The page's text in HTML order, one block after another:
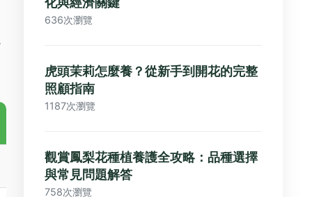
636次瀏覽
虎頭茉莉怎麼養？從新手到開花的完整
照顧指南
1187次瀏覽
觀賞鳳梨花種植養護全攻略：品種選擇
與常見問題解答
758次瀏覽